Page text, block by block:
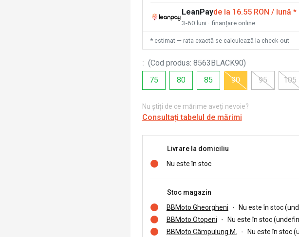
LeanPayde la 16.55 RON / lună *
3-60 luni · finanțare online
* estimat — rata exactă se calculează la check-out
: (Cod produs: 8563BLACK90)
75
80 85 90 95 105
Nu știți de ce mărime aveți nevoie?
Consultați tabelul de mărimi
Livrare la domiciliu
Nu este în stoc
Stoc magazin
BBMoto Gheorgheni
- Nu este în stoc
BBMoto Otopeni
- Nu este în stoc
BBMoto Câmpulung M.
- Nu este în stoc